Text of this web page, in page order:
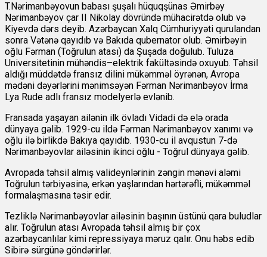
T.Nərimanbəyovun babası şuşalı hüquqşünas Əmirbəy
Nərimanbəyov çar II Nikolay dövründə mühacirətdə olub və
Kiyevdə dərs deyib. Azərbaycan Xalq Cümhuriyyəti qurulandan
sonra Vətənə qayıdıb və Bakıda qubernator olub. Əmirbəyin
oğlu Fərman (Toğrulun atası) da Şuşada doğulub. Tuluza
Universitetinin mühəndis–elektrik fakültəsində oxuyub. Təhsil
aldığı müddətdə fransız dilini mükəmməl öyrənən, Avropa
mədəni dəyərlərini mənimsəyən Fərman Nərimanbəyov İrma
Lya Rude adlı fransız modelyerlə evlənib.
Fransada yaşayan ailənin ilk övladı Vidadi də elə orada
dünyaya gəlib. 1929-cu ildə Fərman Nərimanbəyov xanımı və
oğlu ilə birlikdə Bakıya qayıdıb. 1930-cu il avqustun 7-də
Nərimanbəyovlar ailəsinin ikinci oğlu - Toğrul dünyaya gəlib.
Avropada təhsil almış valideynlərinin zəngin mənəvi aləmi
Toğrulun tərbiyəsinə, erkən yaşlarından hərtərəfli, mükəmməl
formalaşmasına təsir edir.
Tezliklə Nərimanbəyovlar ailəsinin başının üstünü qara buludlar
alır. Toğrulun atası Avropada təhsil almış bir çox
azərbaycanlılar kimi repressiyaya məruz qalır. Onu həbs edib
Sibirə sürgünə göndərirlər.